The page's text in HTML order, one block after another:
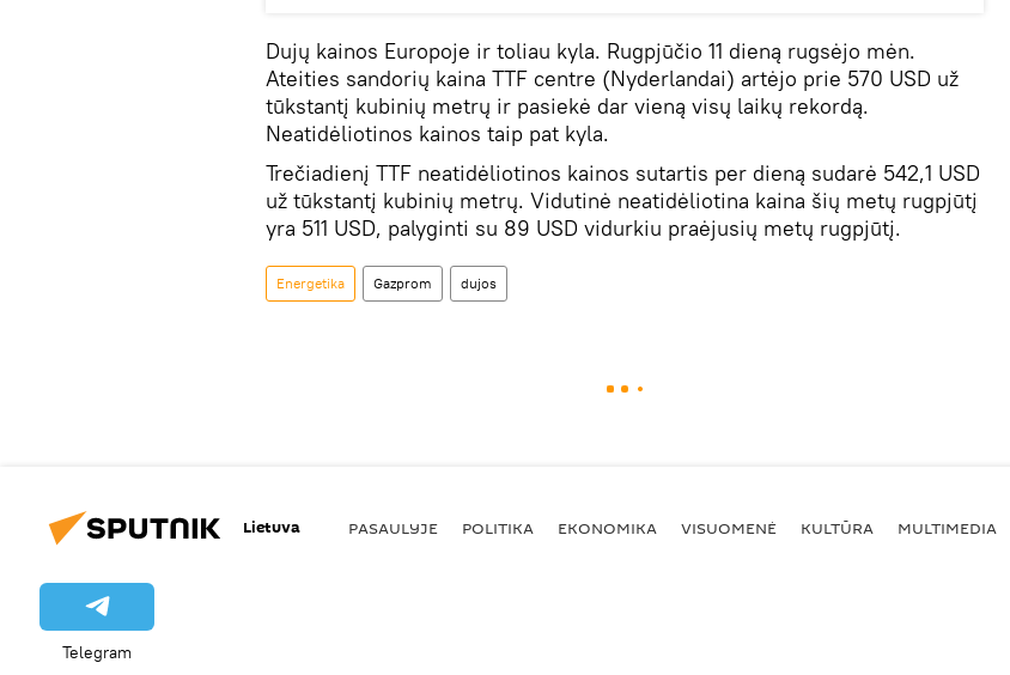
Dujų kainos Europoje ir toliau kyla. Rugpjūčio 11 dieną rugsėjo mėn.
Ateities sandorių kaina TTF centre (Nyderlandai) artėjo prie 570 USD už
tūkstantį kubinių metrų ir pasiekė dar vieną visų laikų rekordą.
Neatidėliotinos kainos taip pat kyla.
Trečiadienį TTF neatidėliotinos kainos sutartis per dieną sudarė 542,1 USD
už tūkstantį kubinių metrų. Vidutinė neatidėliotina kaina šių metų rugpjūtį
yra 511 USD, palyginti su 89 USD vidurkiu praėjusių metų rugpjūtį.
Energetika Gazprom dujos
Lietuva PASAULYJE POLITIKA EKONOMIKA VISUOMENĖ KULTŪRA MULTIMEDIA
Telegram